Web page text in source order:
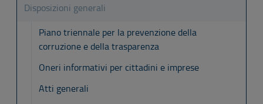
Disposizioni generali
Piano triennale per la prevenzione della
corruzione e della trasparenza
Oneri informativi per cittadini e imprese
Atti generali